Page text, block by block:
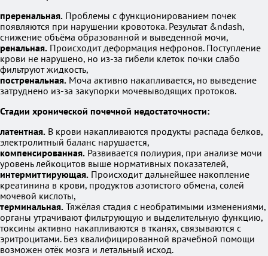
преренальная. Проблемы с функционированием почек
появляются при нарушении кровотока. Результат &ndash,
снижение объёма образованной и выведенной мочи,
ренальная. Происходит деформация нефронов. Поступление
крови не нарушено, но из-за гибели клеток почки слабо
фильтруют жидкость,
постренальная. Моча активно накапливается, но выведение
затруднено из-за закупорки мочевыводящих протоков.
Стадии хронической почечной недостаточности:
латентная. В крови накапливаются продукты распада белков,
электролитный баланс нарушается,
компенсированная. Развивается полиурия, при анализе мочи
уровень лейкоцитов выше нормативных показателей,
интермиттирующая. Происходит дальнейшее накопление
креатинина в крови, продуктов азотистого обмена, солей
мочевой кислоты,
терминальная. Тяжёлая стадия с необратимыми изменениями,
органы утрачивают фильтрующую и выделительную функцию,
токсины активно накапливаются в тканях, связываются с
эритроцитами. Без квалифицированной врачебной помощи
возможен отёк мозга и летальный исход.